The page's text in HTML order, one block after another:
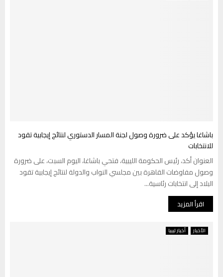
باشاغا يؤكد على ضرورة وصول لجنة المسار الدستوري لنتائج إيجابية تقود
للانتخابات
العنوان أكد، رئيس الحكومة الليبية، فتحي باشاغا، اليوم السبت، على ضرورة
وصول مفاوضات القاهرة بين مجلسي النواب والدولة لنتائج إيجابية تقود
البلاد إلى انتخابات رئاسية...
اقرأ المزيد
الأخبار أخبار ليبيا